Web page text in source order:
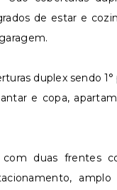
de estar e
duplex sendo
e copa,
duas frentes